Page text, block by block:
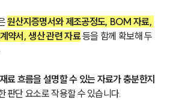
원산지증명서와 제조공정도, BOM 자료,
약서, 생산 관련 자료 등을 함께 확보해 두
료 흐름을 설명할 수 있는 자료가 충분한지
판단 요소로 작용할 수 있습니다.